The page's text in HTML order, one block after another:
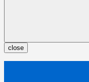
close